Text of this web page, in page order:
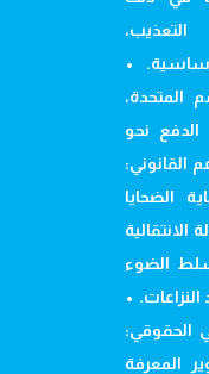
التعذيب،
•
المتحدة،
الدفع نحو
القانوني:
الضحايا
الضوء
•
الحقوقي:
المعرفة